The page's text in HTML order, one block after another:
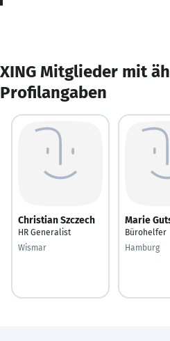
XING Mitglieder mit
Profilangaben
Christian Szczech
HR Generalist
Wismar
Marie
Bürohelfer
Hamburg